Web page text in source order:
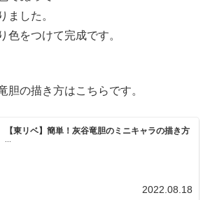
ました。
色をつけて完成です。
胆の描き方はこちらです。
【東リベ】簡単！灰谷竜胆のミニキャラの描き方
...
2022.08.18